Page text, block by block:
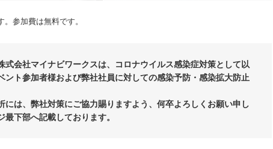
参加費は無料です。
式会社マイナビワークスは、コロナウイルス感染症対策として以
ント参加者様および弊社社員に対しての感染予防・感染拡大防止
には、弊社対策にご協力賜りますよう、何卒よろしくお願い申し
最下部へ記載しております。